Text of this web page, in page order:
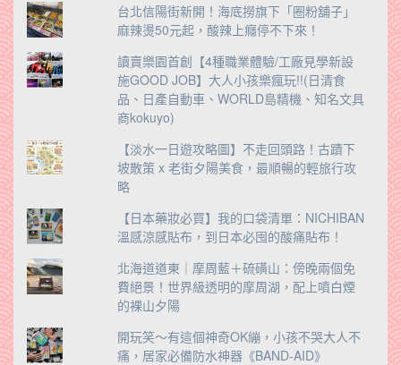
台北信陽街新開！海底撈旗下「圈粉舖子」
麻辣燙50元起，酸辣上癮停不下來！
讀賣樂園首創【4種職業體驗/工廠見學新設
施GOOD JOB】大人小孩樂瘋玩!!(日清食
品、日產自動車、WORLD島精機、知名文具
商kokuyo)
【淡水一日遊攻略圖】不走回頭路！古蹟下
坡散策 x 老街夕陽美食，最順暢的輕旅行攻
略
【日本藥妝必買】我的口袋清單：NICHIBAN
溫感涼感貼布，到日本必囤的酸痛貼布！
北海道道東｜摩周藍＋硫磺山：傍晚兩個免
費絕景！世界級透明的摩周湖，配上噴白煙
的裸山夕陽
開玩笑～有這個神奇OK繃，小孩不哭大人不
痛，居家必備防水神器《BAND-AID》